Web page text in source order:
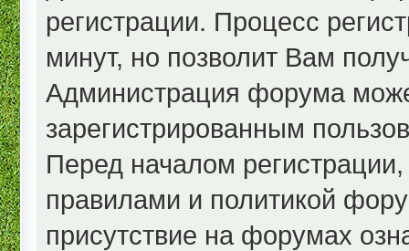
регистрации. Процесс
минут, но позволит Вам
Администрация форума
зарегистрированным
Перед началом
правилами и политикой
присутствие на форумах